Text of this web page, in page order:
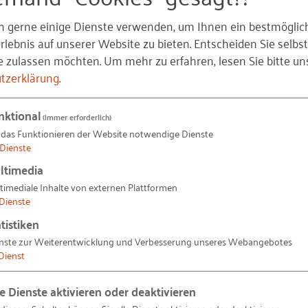
45plus“
,Liquiditätsvorschau,Rentabilitätsvorschau,
,Förderung unternehmerischen Know-hows
Expertenkreis. Er bildet seit 2014 eine
"Senior Entrepreneurship". Die wissenschaftliche
Hochschule Ludwigsburg.
Januar 2018 ist Social Businesses durch Ältere.
gerne einige Dienste verwenden, um Ihnen ein
auf unserer Website zu bieten. Entscheiden Sie
zulassen möchten.Um mehr zu erfahren, lesen Sie bitte
.
(immer erforderlich)
Funktionieren der Website notwendige Dienste
Dienste
Inhalte von externen Plattformen
Dienste
zur Weiterentwicklung und Verbesserung unseres Webangebotes
Dienste aktivieren oder deaktivieren